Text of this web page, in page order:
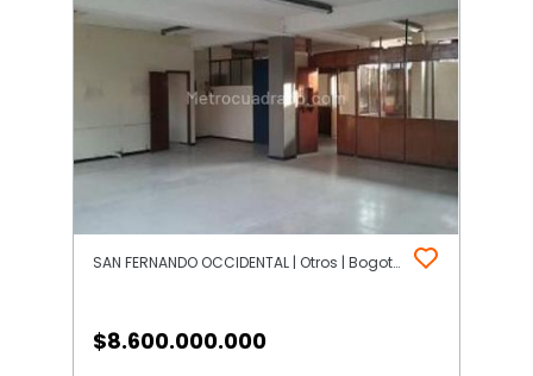
SAN FERNANDO OCCIDENTAL | Otros | Bogotá D.C.
$8.600.000.000